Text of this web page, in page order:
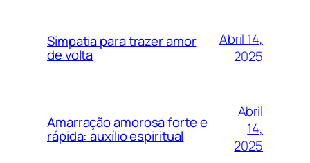
Simpatia para trazer amor
de volta
Abril 14,
2025
Amarração amorosa forte e
rápida: auxílio espiritual
Abril
14,
2025